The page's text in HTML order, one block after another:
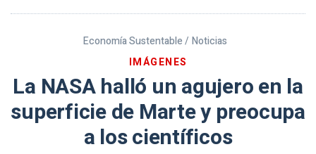
Economía Sustentable / Noticias
IMÁGENES
La NASA halló un agujero en la
superficie de Marte y preocupa
a los científicos